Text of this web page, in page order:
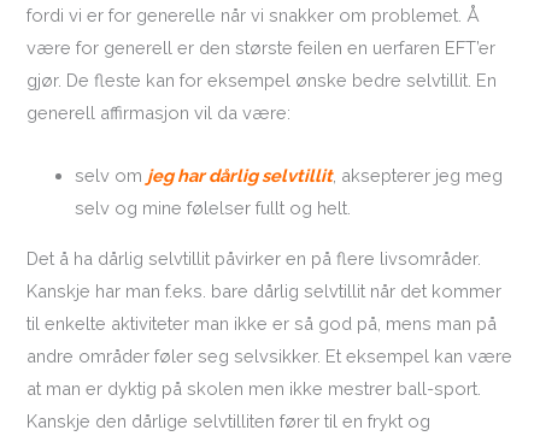
fordi vi er for generelle når vi snakker om problemet. Å
være for generell er den største feilen en uerfaren EFT’er
gjør. De fleste kan for eksempel ønske bedre selvtillit. En
generell affirmasjon vil da være:
selv om jeg har dårlig selvtillit, aksepterer jeg meg
selv og mine følelser fullt og helt.
Det å ha dårlig selvtillit påvirker en på flere livsområder.
Kanskje har man f.eks. bare dårlig selvtillit når det kommer
til enkelte aktiviteter man ikke er så god på, mens man på
andre områder føler seg selvsikker. Et eksempel kan være
at man er dyktig på skolen men ikke mestrer ball-sport.
Kanskje den dårlige selvtilliten fører til en frykt og